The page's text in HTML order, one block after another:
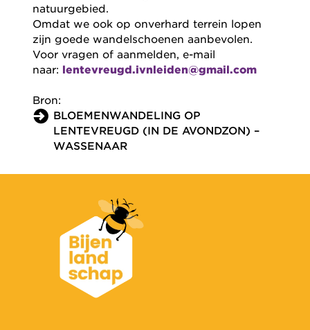
natuurgebied.
Omdat we ook op onverhard terrein lopen
zijn goede wandelschoenen aanbevolen.
Voor vragen of aanmelden, e-mail
naar: lentevreugd.ivnleiden@gmail.com
Bron:
BLOEMENWANDELING OP
LENTEVREUGD (IN DE AVONDZON) –
WASSENAAR